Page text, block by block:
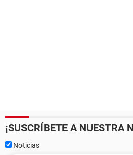
¡SUSCRÍBETE A NUESTRA
Noticias